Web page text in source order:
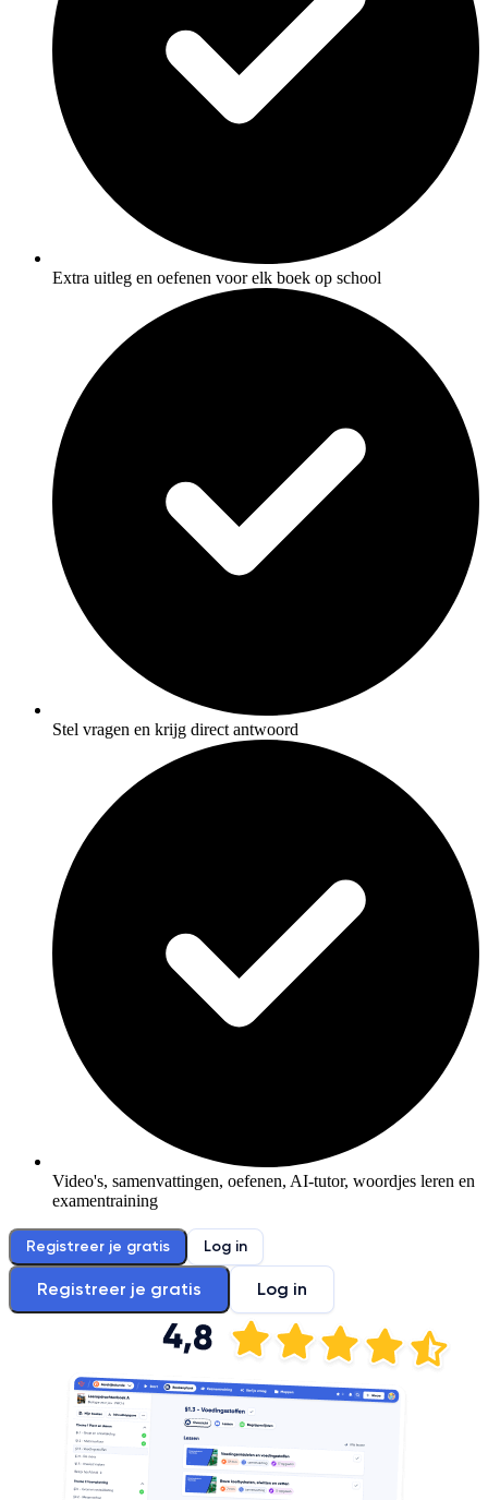
Extra uitleg en oefenen voor elk boek op school
Stel vragen en krijg direct antwoord
Video's, samenvattingen, oefenen, AI-tutor, woordjes leren en
examentraining
Registreer je gratis Log in
Registreer je gratis Log in